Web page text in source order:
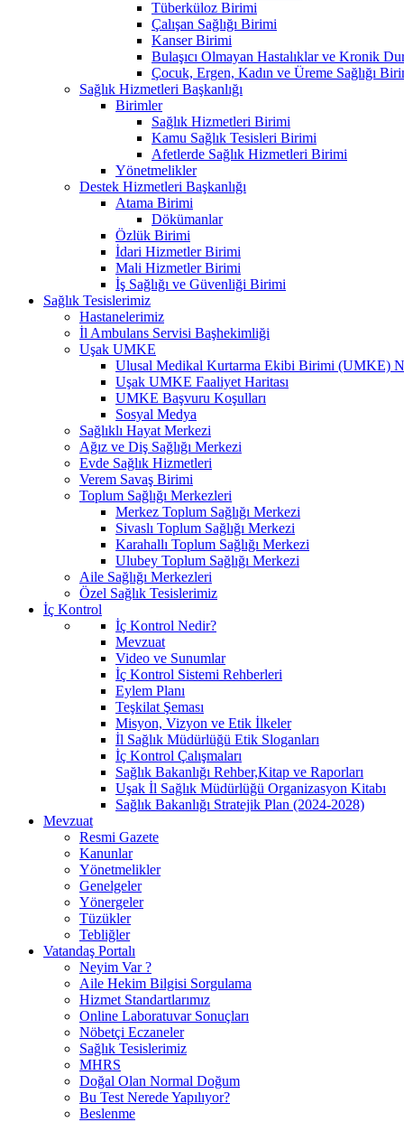
Tüberküloz Birimi
Çalışan Sağlığı Birimi
Kanser Birimi
Bulaşıcı Olmayan Hastalıklar ve Kronik
Çocuk, Ergen, Kadın ve Üreme Sağlığı
Sağlık Hizmetleri Başkanlığı
Birimler
Sağlık Hizmetleri Birimi
Kamu Sağlık Tesisleri Birimi
Afetlerde Sağlık Hizmetleri Birimi
Yönetmelikler
Destek Hizmetleri Başkanlığı
Atama Birimi
Dökümanlar
Özlük Birimi
İdari Hizmetler Birimi
Mali Hizmetler Birimi
İş Sağlığı ve Güvenliği Birimi
Sağlık Tesislerimiz
Hastanelerimiz
İl Ambulans Servisi Başhekimliği
Uşak UMKE
Ulusal Medikal Kurtarma Ekibi Birimi (UMKE)
Uşak UMKE Faaliyet Haritası
UMKE Başvuru Koşulları
Sosyal Medya
Sağlıklı Hayat Merkezi
Ağız ve Diş Sağlığı Merkezi
Evde Sağlık Hizmetleri
Verem Savaş Birimi
Toplum Sağlığı Merkezleri
Merkez Toplum Sağlığı Merkezi
Sivaslı Toplum Sağlığı Merkezi
Karahallı Toplum Sağlığı Merkezi
Ulubey Toplum Sağlığı Merkezi
Aile Sağlığı Merkezleri
Özel Sağlık Tesislerimiz
İç Kontrol
İç Kontrol Nedir?
Mevzuat
Video ve Sunumlar
İç Kontrol Sistemi Rehberleri
Eylem Planı
Teşkilat Şeması
Misyon, Vizyon ve Etik İlkeler
İl Sağlık Müdürlüğü Etik Sloganları
İç Kontrol Çalışmaları
Sağlık Bakanlığı Rehber,Kitap ve Raporları
Uşak İl Sağlık Müdürlüğü Organizasyon Kitabı
Sağlık Bakanlığı Stratejik Plan (2024-2028)
Mevzuat
Resmi Gazete
Kanunlar
Yönetmelikler
Genelgeler
Yönergeler
Tüzükler
Tebliğler
Vatandaş Portalı
Neyim Var ?
Aile Hekim Bilgisi Sorgulama
Hizmet Standartlarımız
Online Laboratuvar Sonuçları
Nöbetçi Eczaneler
Sağlık Tesislerimiz
MHRS
Doğal Olan Normal Doğum
Bu Test Nerede Yapılıyor?
Beslenme